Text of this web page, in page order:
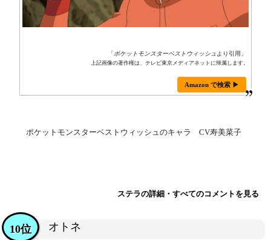
「ポケットモンスターベストウィッシュ より引用」
上記画像の著作権は、テレビ東京メディアネットに帰属します。
Amazon で検索 ▶
ポケットモンスターベストウィッシュのキャラ CV寿美菜子
ステラの詳細・すべてのコメントを見る
オトネ
10位